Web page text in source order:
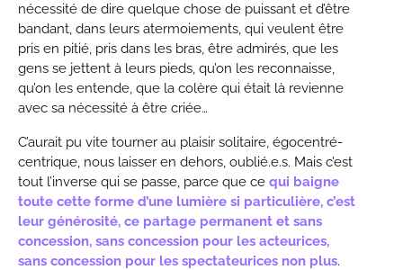
nécessité de dire quelque chose de puissant et d’être
bandant, dans leurs atermoiements, qui veulent être
pris en pitié, pris dans les bras, être admirés, que les
gens se jettent à leurs pieds, qu’on les reconnaisse,
qu’on les entende, que la colère qui était là revienne
avec sa nécessité à être criée…
C’aurait pu vite tourner au plaisir solitaire, égocentré-
centrique, nous laisser en dehors, oublié.e.s. Mais c’est
tout l’inverse qui se passe, parce que ce qui baigne
toute cette forme d’une lumière si particulière, c’est
leur générosité, ce partage permanent et sans
concession, sans concession pour les acteurices,
sans concession pour les spectateurices non plus.